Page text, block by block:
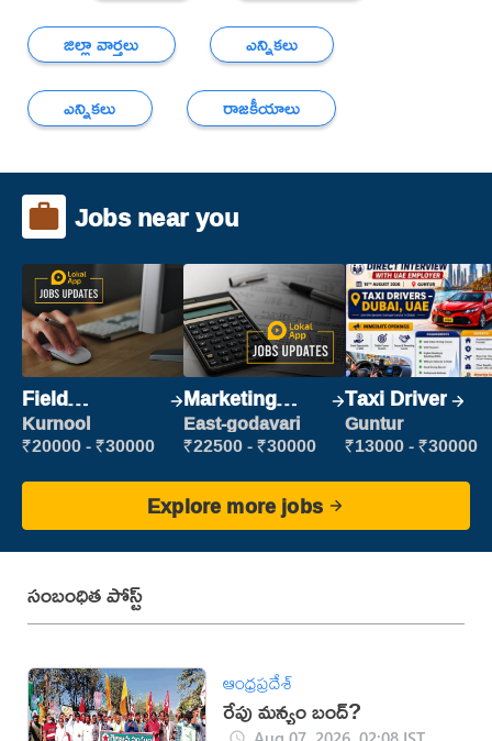
జిల్లా వార్తలు
ఎన్నికలు
ఎన్నికలు
రాజకీయాలు
Jobs near you
Field
Marketing
Executive
Kurnool
₹20000 - ₹30000
Marketing
Executive
East-godavari
₹22500 - ₹30000
Taxi Driver
Guntur
₹13000 - ₹30000
Explore more jobs
సంబంధిత పోస్ట్
ఆంధ్రప్రదేశ్
రేపు మన్యం బంద్‌?